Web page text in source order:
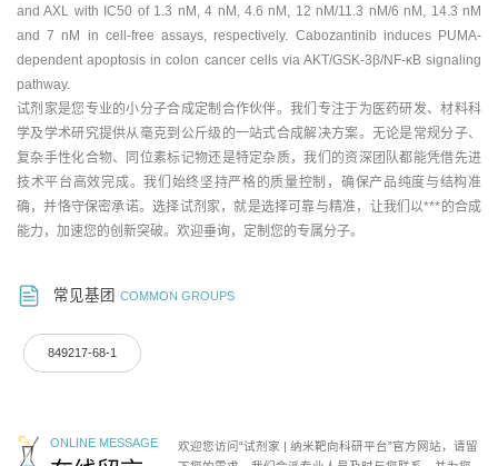
and AXL with IC50 of 1.3 nM, 4 nM, 4.6 nM, 12 nM/11.3 nM/6 nM, 14.3 nM
and 7 nM in cell-free assays, respectively. Cabozantinib induces PUMA-
dependent apoptosis in colon cancer cells via AKT/GSK-3β/NF-κB signaling
pathway.
试剂家是您专业的小分子合成定制合作伙伴。我们专注于为医药研发、材料科
学及学术研究提供从毫克到公斤级的一站式合成解决方案。无论是常规分子、
复杂手性化合物、同位素标记物还是特定杂质，我们的资深团队都能凭借先进
技术平台高效完成。我们始终坚持严格的质量控制，确保产品纯度与结构准
确，并恪守保密承诺。选择试剂家，就是选择可靠与精准，让我们以***的合成
能力，加速您的创新突破。欢迎垂询，定制您的专属分子。
常见基团 COMMON GROUPS
849217-68-1
ONLINE MESSAGE
欢迎您访问“试剂家 | 纳米靶向科研平台”官方网站，请留